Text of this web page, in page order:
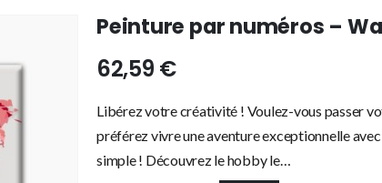
Peinture par numéros –
62,59 €
Libérez votre créativité ! Voulez-vous passer
préférez vivre une aventure exceptionnelle
simple ! Découvrez le hobby le…